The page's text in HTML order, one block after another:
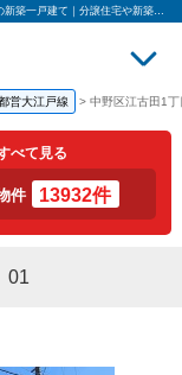
中野区江古田1丁目（戸建）01 東京都中野区江古田1丁目｜9,499万円の新築一戸建て｜分譲住宅や新築物件｜JNIプロパティーズ株式会社
営大江戸線 > 中野区江古田1
べて見る
件 13932件
01